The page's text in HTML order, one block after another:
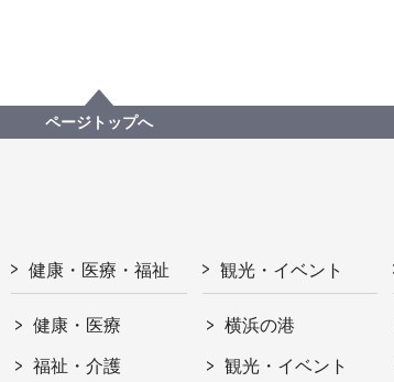
ページトップへ
健康・医療・福祉
健康・医療
福祉・介護
観光・イベント
横浜の港
観光・イベント